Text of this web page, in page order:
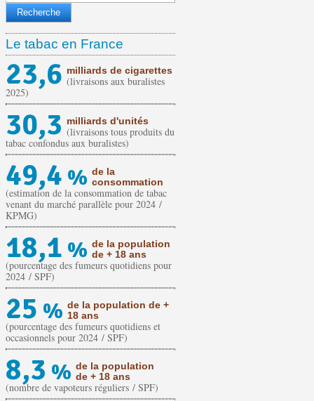
Le tabac en France
23,6 milliards de cigarettes
(livraisons aux buralistes
2025)
30,3 milliards d'unités
(livraisons tous produits du
tabac confondus aux buralistes)
49,4 % de la
consommation
(estimation de la consommation de tabac
venant du marché parallèle pour 2024 /
KPMG)
18,1 % de la population
de + 18 ans
(pourcentage des fumeurs quotidiens pour
2024 / SPF)
25 % de la population de +
18 ans
(pourcentage des fumeurs quotidiens et
occasionnels pour 2024 / SPF)
8,3 % de la population
de + 18 ans
(nombre de vapoteurs réguliers / SPF)